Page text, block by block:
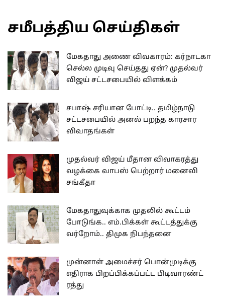
சமீபத்திய செய்திகள்
மேகதாது அணை விவகாரம்: கர்நாடகா
செல்ல முடிவு செய்தது ஏன்? முதல்வர்
விஜய் சட்டசபையில் விளக்கம்
சபாஷ் சரியான போட்டி.. தமிழ்நாடு
சட்டசபையில் அனல் பறந்த காரசார
விவாதங்கள்
முதல்வர் விஜய் மீதான விவாகரத்து
வழக்கை வாபஸ் பெற்றார் மனைவி
சங்கீதா
மேகதாதுவுக்காக முதலில் கூட்டம்
போடுங்க.. எம்.பிக்கள் கூட்டத்துக்கு
வர்றோம்.. திமுக நிபந்தனை
முன்னாள் அமைச்சர் பொன்முடிக்கு
எதிராக பிறப்பிக்கப்பட்ட பிடிவாரண்ட்
ரத்து